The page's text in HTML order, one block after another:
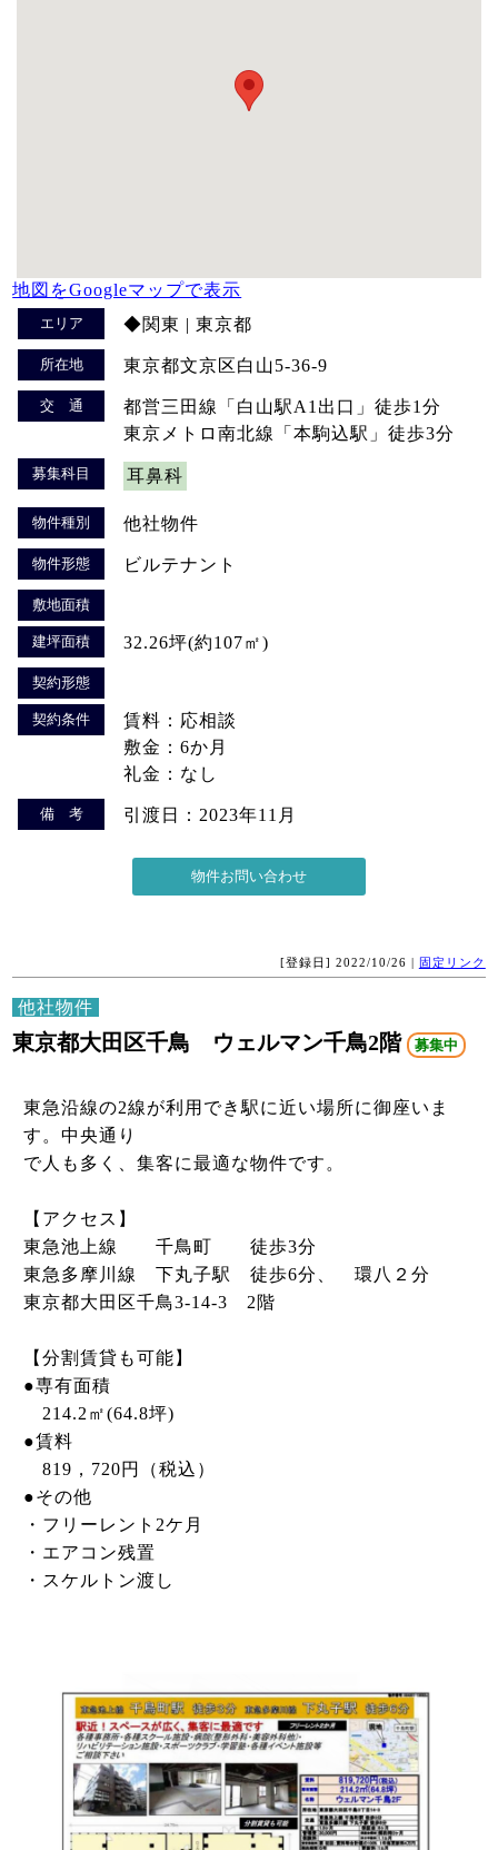
地図をGoogleマップで表示
エリア ◆関東 | 東京都
所在地 東京都文京区白山5-36-9
交 通
都営三田線「白山駅A1出口」徒歩1分
東京メトロ南北線「本駒込駅」徒歩3分
募集科目 耳鼻科
物件種別 他社物件
物件形態 ビルテナント
敷地面積
建坪面積 32.26坪(約107㎡)
契約形態
契約条件
賃料：応相談
敷金：6か月
礼金：なし
備 考 引渡日：2023年11月
[登録日] 2022/10/26 | 固定リンク
他社物件
東京都大田区千鳥 ウェルマン千鳥2階 募集中
東急沿線の2線が利用でき駅に近い場所に御座いま
す。中央通り
で人も多く、集客に最適な物件です。
【アクセス】
東急池上線 千鳥町 徒歩3分
東急多摩川線 下丸子駅 徒歩6分、 環八２分
東京都大田区千鳥3-14-3 2階
【分割賃貸も可能】
●専有面積
214.2㎡(64.8坪)
●賃料
819，720円（税込）
●その他
・フリーレント2ケ月
・エアコン残置
・スケルトン渡し